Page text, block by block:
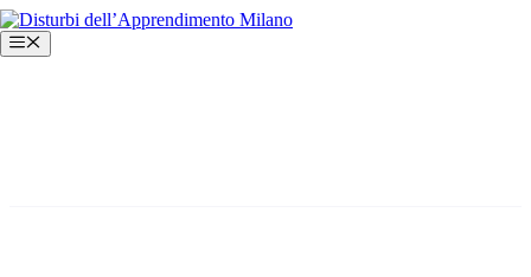
Vai
al
contenuto
Menu